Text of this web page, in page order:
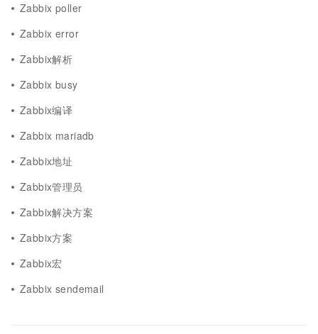
Zabbix poller
Zabbix error
Zabbix解析
Zabbix busy
Zabbix编译
Zabbix mariadb
Zabbix地址
Zabbix管理员
Zabbix解决方案
Zabbix方案
Zabbix宏
Zabbix sendemail